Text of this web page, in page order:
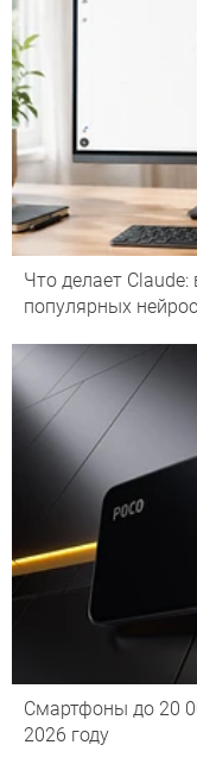
Что делает
популярных
Смартфоны до 20
2026 году